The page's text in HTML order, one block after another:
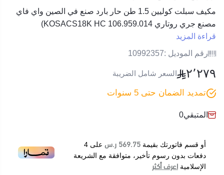
مكيف سبلت كوليين 1.5 طن حار بارد صنع في الصين واي فاي
مصنع جري روتاري KOSACS18K HC 106.959.014)
قراءة المزيد
رقم الموديل :10992357
٢٬٢٧٩ السعر شامل الضريبة
تمديد الضمان حتى 5 سنوات
المتبقي0
أو قسم فاتورتك بقيمة 569.75 ر.س على 4
دفعات بدون رسوم تأخير، متوافقة مع الشريعة
الإسلامية اعرف أكثر